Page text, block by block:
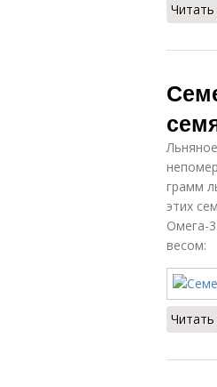
грамм
этих
Омега-
весом: